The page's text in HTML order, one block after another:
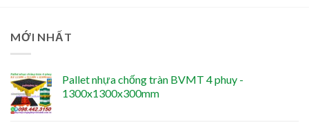
MỚI NHẤT
Pallet nhựa chống tràn BVMT 4 phuy -
1300x1300x300mm